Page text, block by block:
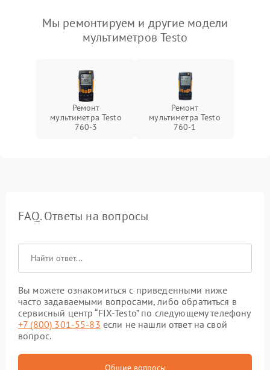
Мы ремонтируем и другие модели
мультиметров Testo
Ремонт
мультиметра Testo
760-3
Ремонт
мультиметра Testo
760-1
FAQ. Ответы на вопросы
Вы можете ознакомиться с приведенными ниже
часто задаваемыми вопросами, либо обратиться в
сервисный центр “FIX-Testo” по следующему телефону
+7 (800) 301-55-83 если не нашли ответ на свой
вопрос.
Общие вопросы